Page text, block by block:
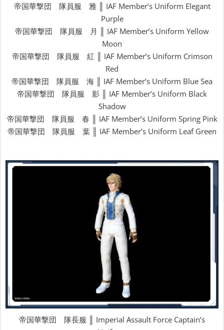
帝国華撃団 隊員服 雅 ║ IAF Member’s Uniform Elegant
Purple
帝国華撃団 隊員服 月 ║ IAF Member’s Uniform Yellow
Moon
帝国華撃団 隊員服 紅 ║ IAF Member’s Uniform Crimson
Red
帝国華撃団 隊員服 海 ║ IAF Member’s Uniform Blue Sea
帝国華撃団 隊員服 影 ║ IAF Member’s Uniform Black
Shadow
帝国華撃団 隊員服 春 ║ IAF Member’s Uniform Spring Pink
帝国華撃団 隊員服 葉 ║ IAF Member’s Uniform Leaf Green
帝国華撃団 隊長服 ║ Imperial Assault Force Captain’s